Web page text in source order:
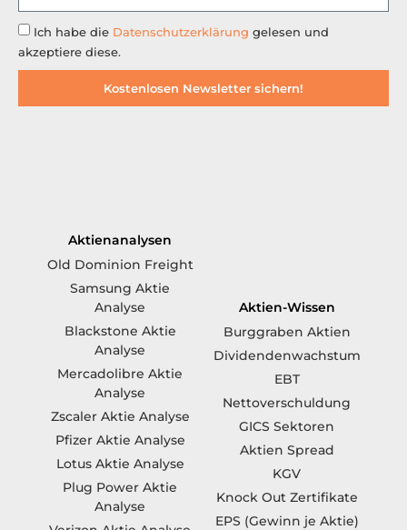
Ich habe die Datenschutzerklärung gelesen und
akzeptiere diese.
Kostenlosen Newsletter sichern!
Aktienanalysen
Old Dominion Freight
Samsung Aktie
Analyse
Blackstone Aktie
Analyse
Mercadolibre Aktie
Analyse
Zscaler Aktie Analyse
Pfizer Aktie Analyse
Lotus Aktie Analyse
Plug Power Aktie
Analyse
Aktien-Wissen
Burggraben Aktien
Dividendenwachstum
EBT
Nettoverschuldung
GICS Sektoren
Aktien Spread
KGV
Knock Out Zertifikate
EPS (Gewinn je Aktie)